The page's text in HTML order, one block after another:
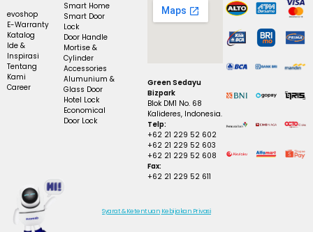
evoshop
E-Warranty
Katalog
Ide &
Inspirasi
Tentang
Kami
Career
Smart Home
Smart Door
Lock
Door Handle
Mortise &
Cylinder
Accessories
Alumunium &
Glass Door
Hotel Lock
Economical
Door Lock
Green Sedayu
Bizpark
Blok DM1 No. 68
Kalideres, Indonesia.
Telp:
+62 21 229 52 602
+62 21 229 52 603
+62 21 229 52 608
Fax:
+62 21 229 52 611
Syarat & Ketentuan Kebijakan Privasi